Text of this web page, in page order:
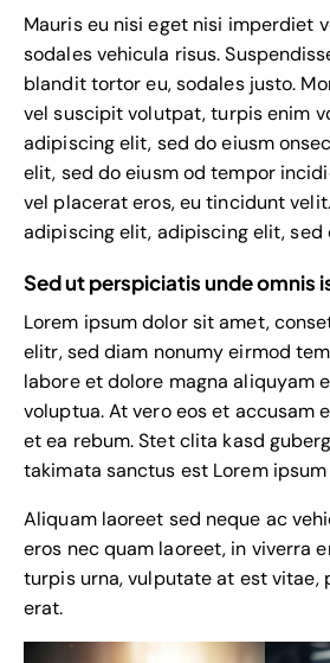
Mauris eu nisi eget nisi imperdiet
sodales vehicula risus.
blandit tortor eu, sodales justo.
vel suscipit volutpat, turpis enim
adipiscing elit, sed do eiusm
elit, sed do eiusm od tempor
vel placerat eros, eu tincidunt
adipiscing elit, adipiscing elit, sed
Sed ut perspiciatis unde omnis
Lorem ipsum dolor sit amet,
elitr, sed diam nonumy eirmod
labore et dolore magna aliquyam
voluptua. At vero eos et accusam
et ea rebum. Stet clita kasd
takimata sanctus est Lorem
Aliquam laoreet sed neque ac
eros nec quam laoreet, in viverra
turpis urna, vulputate at est vitae,
erat.